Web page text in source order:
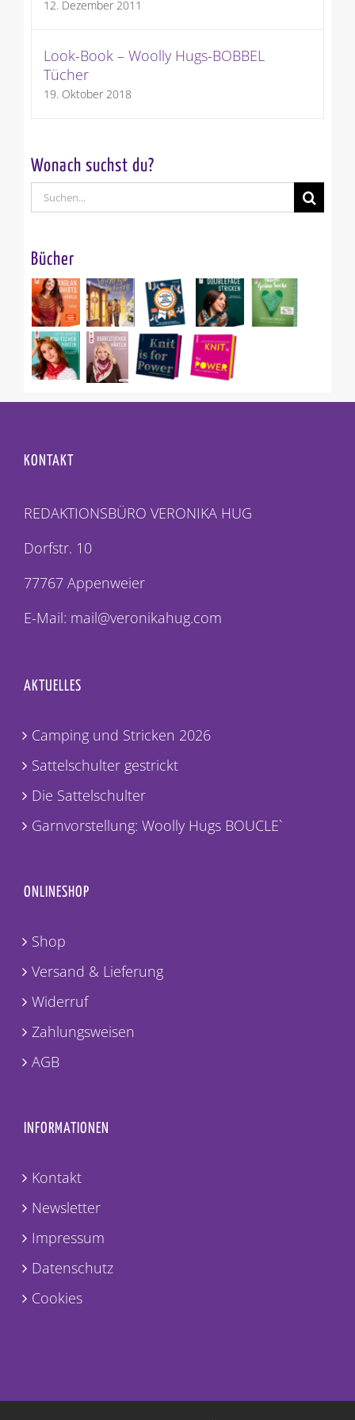
12. Dezember 2011
Look-Book – Woolly Hugs-BOBBEL
Tücher
19. Oktober 2018
Wonach suchst du?
Suche
nach:
Bücher
KONTAKT
REDAKTIONSBÜRO VERONIKA HUG
Dorfstr. 10
77767 Appenweier
E-Mail: mail@veronikahug.com
AKTUELLES
Camping und Stricken 2026
Sattelschulter gestrickt
Die Sattelschulter
Garnvorstellung: Woolly Hugs BOUCLE`
ONLINESHOP
Shop
Versand & Lieferung
Widerruf
Zahlungsweisen
AGB
INFORMATIONEN
Kontakt
Newsletter
Impressum
Datenschutz
Cookies